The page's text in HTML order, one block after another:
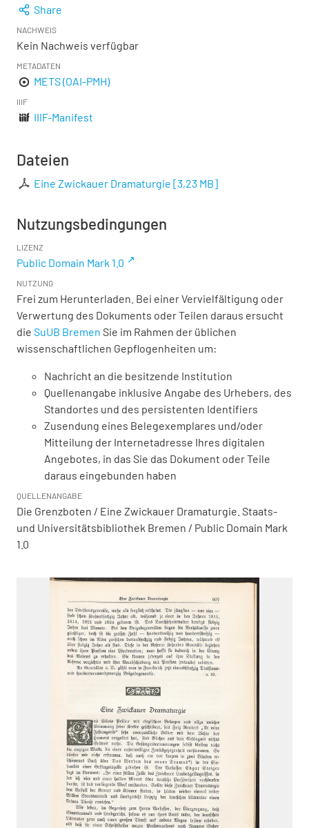
Share
NACHWEIS
Kein Nachweis verfügbar
METADATEN
METS (OAI-PMH)
IIIF
IIIF-Manifest
Dateien
Eine Zwickauer Dramaturgie [3,23 MB]
Nutzungsbedingungen
LIZENZ
Public Domain Mark 1.0
NUTZUNG
Frei zum Herunterladen. Bei einer Vervielfältigung oder
Verwertung des Dokuments oder Teilen daraus ersucht
die SuUB Bremen Sie im Rahmen der üblichen
wissenschaftlichen Gepflogenheiten um:
Nachricht an die besitzende Institution
Quellenangabe inklusive Angabe des Urhebers, des
Standortes und des persistenten Identifiers
Zusendung eines Belegexemplares und/oder
Mitteilung der Internetadresse Ihres digitalen
Angebotes, in das Sie das Dokument oder Teile
daraus eingebunden haben
QUELLENANGABE
Die Grenzboten / Eine Zwickauer Dramaturgie. Staats-
und Universitätsbibliothek Bremen / Public Domain Mark
1.0